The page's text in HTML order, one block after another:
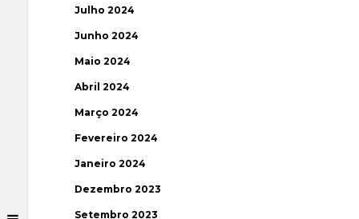
Julho 2024
Junho 2024
Maio 2024
Abril 2024
Março 2024
Fevereiro 2024
Janeiro 2024
Dezembro 2023
Setembro 2023